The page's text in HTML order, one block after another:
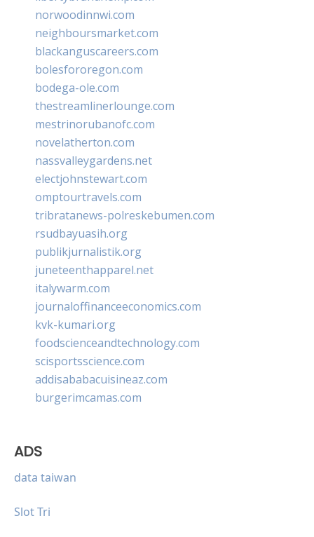
norwoodinnwi.com
neighboursmarket.com
blackanguscareers.com
bolesfororegon.com
bodega-ole.com
thestreamlinerlounge.com
mestrinorubanofc.com
novelatherton.com
nassvalleygardens.net
electjohnstewart.com
omptourtravels.com
tribratanews-polreskebumen.com
rsudbayuasih.org
publikjurnalistik.org
juneteenthapparel.net
italywarm.com
journaloffinanceeconomics.com
kvk-kumari.org
foodscienceandtechnology.com
scisportsscience.com
addisababacuisineaz.com
burgerimcamas.com
ADS
data taiwan
Slot Tri